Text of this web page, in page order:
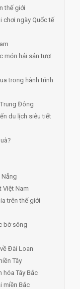
thế giới
chơi ngày Quốc tế
món hải sản tươi
trong hành trình
Đông
du lịch siêu tiết
Việt Nam
trên thế giới
bờ sông
Đài Loan
Tây
hóa Tây Bắc
miền Bắc